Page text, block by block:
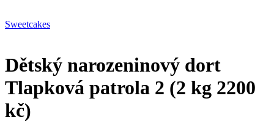
Sweetcakes
Dětský narozeninový dort
Tlapková patrola 2 (2 kg 2200
kč)